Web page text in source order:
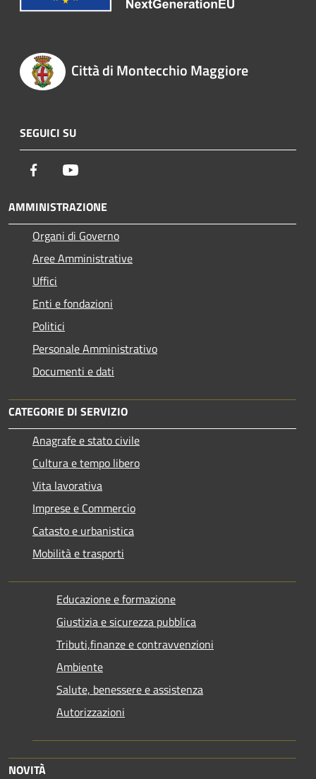
Città di Montecchio Maggiore
SEGUICI SU
Facebook
AMMINISTRAZIONE
Organi di Governo
Aree Amministrative
Uffici
Enti e fondazioni
Politici
Personale Amministrativo
Documenti e dati
CATEGORIE DI SERVIZIO
Anagrafe e stato civile
Cultura e tempo libero
Vita lavorativa
Imprese e Commercio
Catasto e urbanistica
Mobilità e trasporti
Educazione e formazione
Giustizia e sicurezza pubblica
Tributi,finanze e contravvenzioni
Ambiente
Salute, benessere e assistenza
Autorizzazioni
NOVITÀ